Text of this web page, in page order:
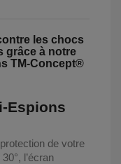
les chocs
grâce à notre
TM-Concept®
Espions
de votre
l’écran